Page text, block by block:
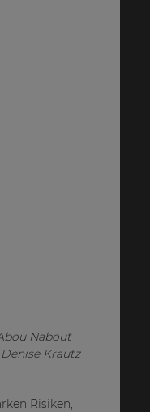
Nabout
Krautz
Risiken,